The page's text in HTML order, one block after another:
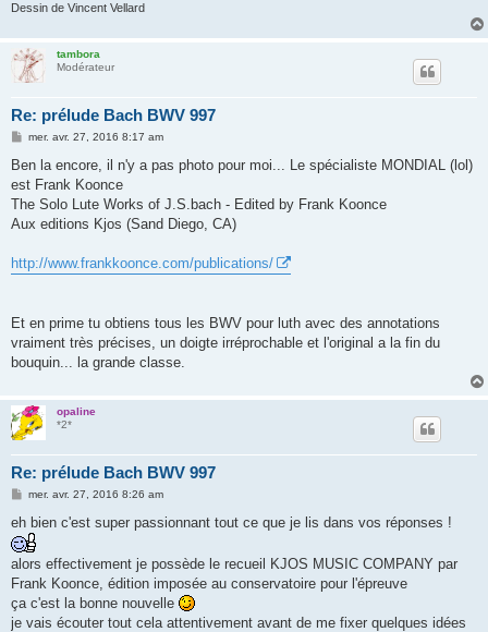
Dessin de Vincent Vellard
tambora
Modérateur
Re: prélude Bach BWV 997
M
s
a
g
mer. avr. 27, 2016 8:17 am
Ben la encore, il n'y a pas photo pour moi... Le spécialiste MONDIAL (lol)
est Frank Koonce
The Solo Lute Works of J.S.bach - Edited by Frank Koonce
Aux editions Kjos (Sand Diego, CA)
http://www.frankkoonce.com/publications/
Et en prime tu obtiens tous les BWV pour luth avec des annotations
vraiment très précises, un doigte irréprochable et l'original a la fin du
bouquin... la grande classe.
opaline
*2*
Re: prélude Bach BWV 997
M
s
s
a
e
mer. avr. 27, 2016 8:26 am
eh bien c'est super passionnant tout ce que je lis dans vos réponses !
alors effectivement je possède le recueil KJOS MUSIC COMPANY par
Frank Koonce, édition imposée au conservatoire pour l'épreuve
ça c'est la bonne nouvelle
je vais écouter tout cela attentivement avant de me fixer quelques idées